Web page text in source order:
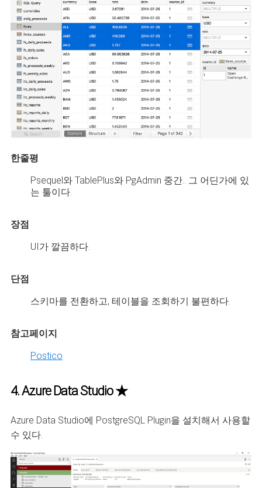
한줄평
Psequel와 TablePlus와 PgAdmin 중간.. 그 어딘가에 있
는 툴이다.
장점
UI가 깔끔하다.
단점
스키마를 전환하고, 테이블을 조회하기 불편하다.
참고페이지
Postico
4. Azure Data Studio ★
Azure Data Studio에 PostgreSQL Plugin을 설치해서 사용할
수 있다.